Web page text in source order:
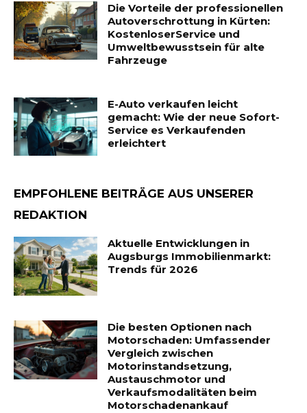
Die Vorteile der professionellen
Autoverschrottung in Kürten:
KostenloserService und
Umweltbewusstsein für alte
Fahrzeuge
E-Auto verkaufen leicht
gemacht: Wie der neue Sofort-
Service es Verkaufenden
erleichtert
EMPFOHLENE BEITRÄGE AUS UNSERER
REDAKTION
Aktuelle Entwicklungen in
Augsburgs Immobilienmarkt:
Trends für 2026
Die besten Optionen nach
Motorschaden: Umfassender
Vergleich zwischen
Motorinstandsetzung,
Austauschmotor und
Verkaufsmodalitäten beim
Motorschadenankauf